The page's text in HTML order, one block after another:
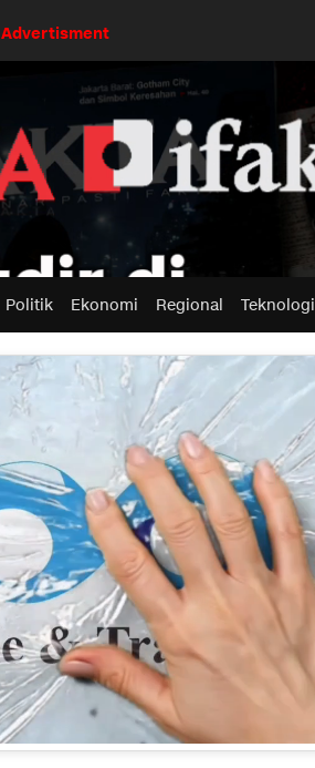
Advertisment
Politik Ekonomi Regional Teknologi